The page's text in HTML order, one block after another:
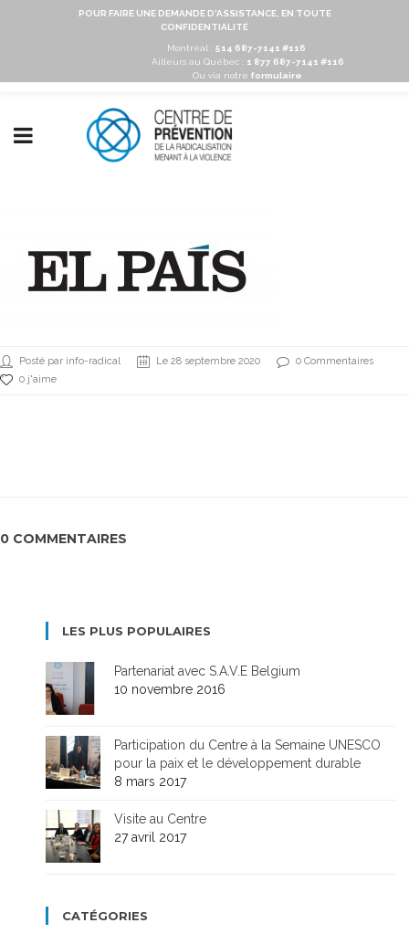
POUR FAIRE UNE DEMANDE D'ASSISTANCE, EN TOUTE
CONFIDENTIALITÉ
Montréal : 514 687-7141 #116
Ailleurs au Québec :
1 877 687-7141 #116
Ou via notre formulaire
Posté par info-radical Le 28 septembre 2020
0 Commentaires
0 j'aime
0 COMMENTAIRES
LES PLUS POPULAIRES
Partenariat avec S.A.V.E Belgium
10 novembre 2016
Participation du Centre à la Semaine UNESCO
pour la paix et le développement durable
8 mars 2017
Visite au Centre
27 avril 2017
CATÉGORIES